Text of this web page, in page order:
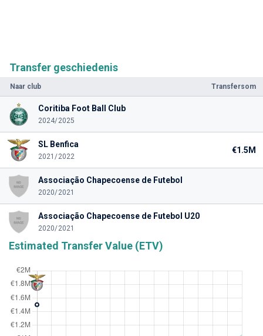
Transfer geschiedenis
Naar club Transfersom
Coritiba Foot Ball Club
2024/2025
SL Benfica
2021/2022
€1.5M
Associação Chapecoense de Futebol
2020/2021
Associação Chapecoense de Futebol U20
2020/2021
Estimated Transfer Value (ETV)